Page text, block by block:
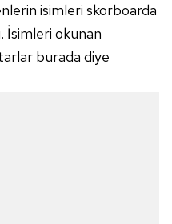
isimleri skorboarda
İsimleri okunan
burada diye